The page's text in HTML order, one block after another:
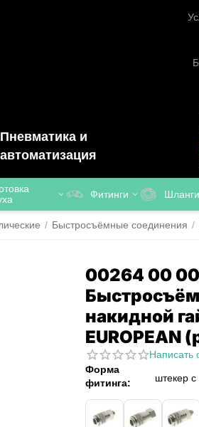
Пневматика и
автоматизация
Фитинги
/ Быстросъёмные соединения /
00264 00
накидной
EUROPEAN
Написать
Форма
фитинга:
штекер с